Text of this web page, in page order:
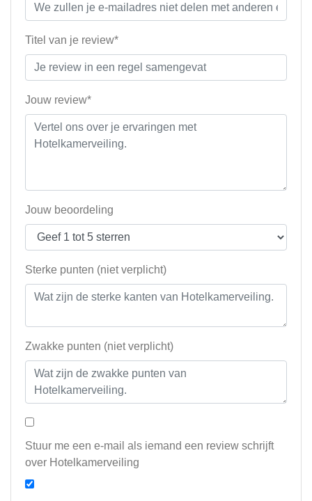
Titel van je review*
Jouw review*
Jouw beoordeling
Sterke punten (niet verplicht)
Zwakke punten (niet verplicht)
Stuur me een e-mail als iemand een review schrijft
over Hotelkamerveiling